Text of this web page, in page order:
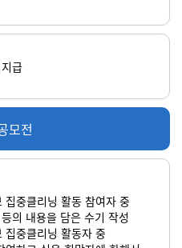
급
모전
집중클리닝 활동 참여자 중
의 내용을 담은 수기 작성
집중클리닝 활동자 중